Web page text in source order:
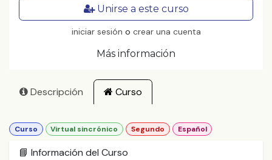
Unirse a este curso
iniciar sesión o crear una cuenta
Más información
Descripción Curso
Curso Virtual sincrónico Segundo Español
📘 Información del Curso